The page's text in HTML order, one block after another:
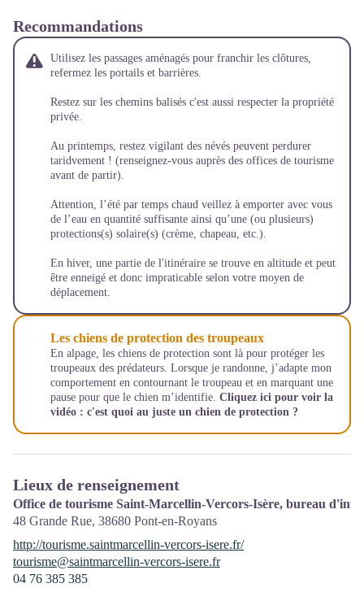
Recommandations
Utilisez les passages aménagés pour franchir les clôtures,
refermez les portails et barrières.
Restez sur les chemins balisés c'est aussi respecter la propriété
privée.
Au printemps, restez vigilant des névés peuvent perdurer
taridvement ! (renseignez-vous auprès des offices de tourisme
avant de partir).
Attention, l’été par temps chaud veillez à emporter avec vous
de l’eau en quantité suffisante ainsi qu’une (ou plusieurs)
protections(s) solaire(s) (crème, chapeau, etc.).
En hiver, une partie de l'itinéraire se trouve en altitude et peut
être enneigé et donc impraticable selon votre moyen de
déplacement.
Les chiens de protection des troupeaux
En alpage, les chiens de protection sont là pour protéger les
troupeaux des prédateurs. Lorsque je randonne, j’adapte mon
comportement en contournant le troupeau et en marquant une
pause pour que le chien m’identifie. Cliquez ici pour voir la
vidéo : c'est quoi au juste un chien de protection ?
Lieux de renseignement
Office de tourisme Saint-Marcellin-Vercors-Isère, bureau
48 Grande Rue, 38680 Pont-en-Royans
http://tourisme.saintmarcellin-vercors-isere.fr/
tourisme@saintmarcellin-vercors-isere.fr
04 76 385 385